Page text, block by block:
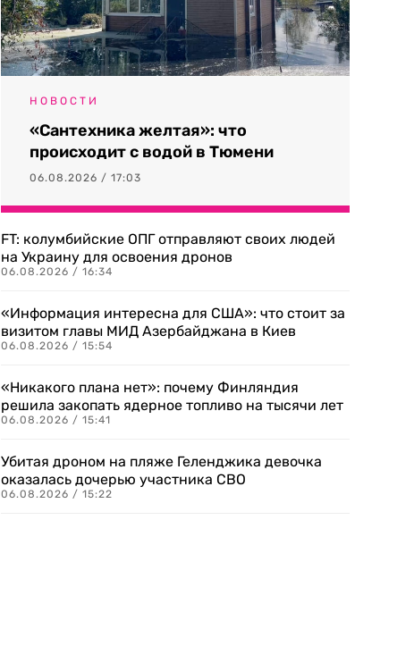
НОВОСТИ
«Сантехника желтая»: что
происходит с водой в Тюмени
06.08.2026 / 17:03
FT: колумбийские ОПГ отправляют своих людей
на Украину для освоения дронов
06.08.2026 / 16:34
«Информация интересна для США»: что стоит за
визитом главы МИД Азербайджана в Киев
06.08.2026 / 15:54
«Никакого плана нет»: почему Финляндия
решила закопать ядерное топливо на тысячи лет
06.08.2026 / 15:41
Убитая дроном на пляже Геленджика девочка
оказалась дочерью участника СВО
06.08.2026 / 15:22